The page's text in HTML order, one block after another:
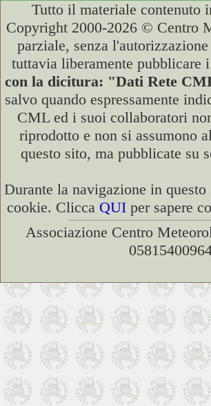
Tutto il materiale contenuto
Copyright 2000-2026 © Centro
parziale, senza
tuttavia liberamente
con la dicitura: "Dati Rete
salvo quando espressamente
CML ed i suoi collaboratori
riprodotto e non si assumono
questo sito, ma pubblicate su
Durante la navigazione in
cookie. Clicca QUI per sapere
Associazione Centro